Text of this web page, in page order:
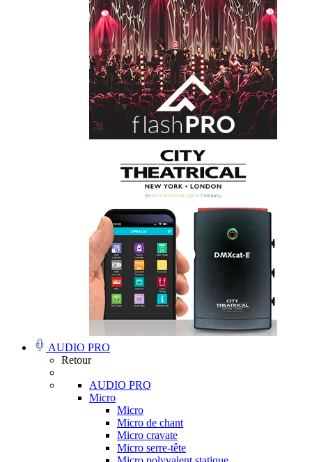
AUDIO PRO
Retour
AUDIO PRO
Micro
Micro
Micro de chant
Micro cravate
Micro serre-tête